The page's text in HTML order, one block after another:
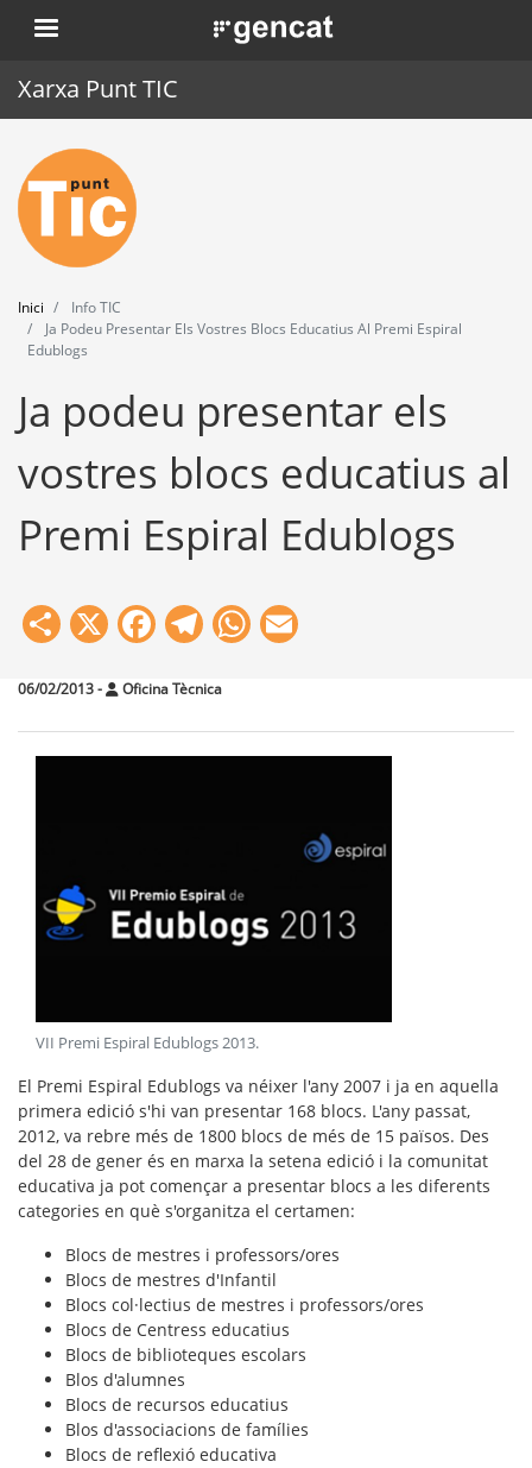
Vés
al
. Obre en una nova finestra.
Xarxa Punt TIC
Inici
Punt TIC
Actualitat
Agenda
Eines
Inici
Info TIC
Ja Podeu Presentar Els Vostres Blocs Educatius Al Premi Espiral
Edublogs
Ja podeu presentar els
vostres blocs educatius al
Premi Espiral Edublogs
Share
X Facebook
Telegram
WhatsApp
06/02/2013- Oficina Tècnica
VII Premi Espiral Edublogs 2013.
El Premi Espiral Edublogs va néixer l'any 2007 i ja en aquella
primera edició s'hi van presentar 168 blocs. L'any passat,
2012, va rebre més de 1800 blocs de més de 15 països. Des
del 28 de gener és en marxa la setena edició i la comunitat
educativa ja pot començar a presentar blocs a les diferents
categories en què s'organitza el certamen:
Blocs de mestres i professors/ores
Blocs de mestres d'Infantil
Blocs col·lectius de mestres i professors/ores
Blocs de Centress educatius
Blocs de biblioteques escolars
Blos d'alumnes
Blocs de recursos educatius
Blos d'associacions de famílies
Blocs de reflexió educativa